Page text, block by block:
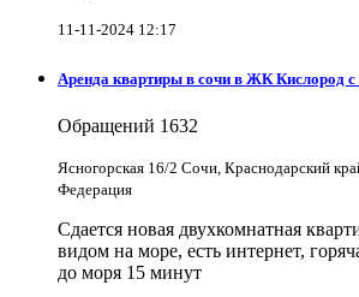
11-11-2024 12:17
Аренда квартиры в сочи в ЖК Кислород
Обращений 1632
Ясногорская 16/2 Сочи, Краснодарский
Федерация
Сдается новая двухкомнатная
видом на море, есть интернет,
до моря 15 минут